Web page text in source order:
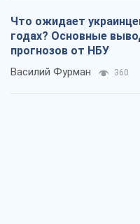
Что ожидает
годах? Основные
прогнозов от НБУ
Василий Фурман 360